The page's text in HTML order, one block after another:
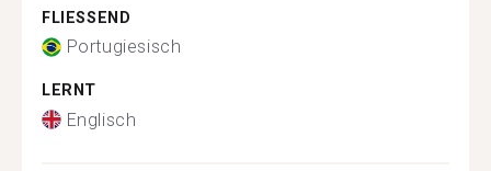
FLIESSEND
Portugiesisch
LERNT
Englisch